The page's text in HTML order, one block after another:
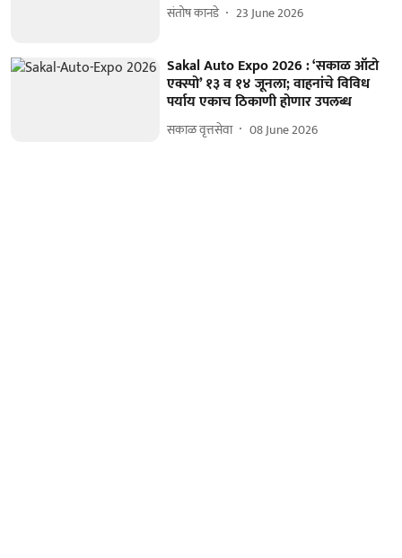
संतोष कानडे 23 June 2026
Sakal Auto Expo 2026 : ‘सकाळ ऑटो
एक्स्पो’ १३ व १४ जूनला; वाहनांचे विविध
पर्याय एकाच ठिकाणी होणार उपलब्ध
सकाळ वृत्तसेवा 08 June 2026